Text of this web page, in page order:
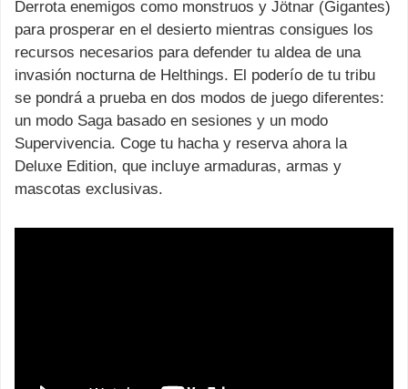
Derrota enemigos como monstruos y Jötnar (Gigantes)
para prosperar en el desierto mientras consigues los
recursos necesarios para defender tu aldea de una
invasión nocturna de Helthings. El poderío de tu tribu
se pondrá a prueba en dos modos de juego diferentes:
un modo Saga basado en sesiones y un modo
Supervivencia. Coge tu hacha y reserva ahora la
Deluxe Edition, que incluye armaduras, armas y
mascotas exclusivas.